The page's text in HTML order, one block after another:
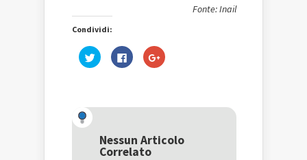
Fonte: Inail
Condividi:
Fai
clic
una
nuova
finestra)
Fai
clic
nuova
finestra)
Fai
clic
una
nuova
Nessun Articolo
Correlato